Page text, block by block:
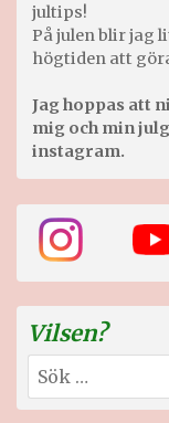
jultips!
På julen blir jag
högtiden att
Jag hoppas att
mig och min
instagram.
Vilsen?
Sök
efter: